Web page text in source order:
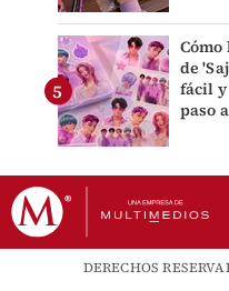
de
fácil y
paso
DERECHOS